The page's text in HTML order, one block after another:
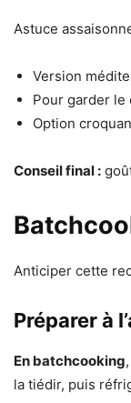
Astuce
Version
Pour garder
Option
Conseil final :
Anticiper cette
Préparer à
En batchcooking
la tiédir, puis